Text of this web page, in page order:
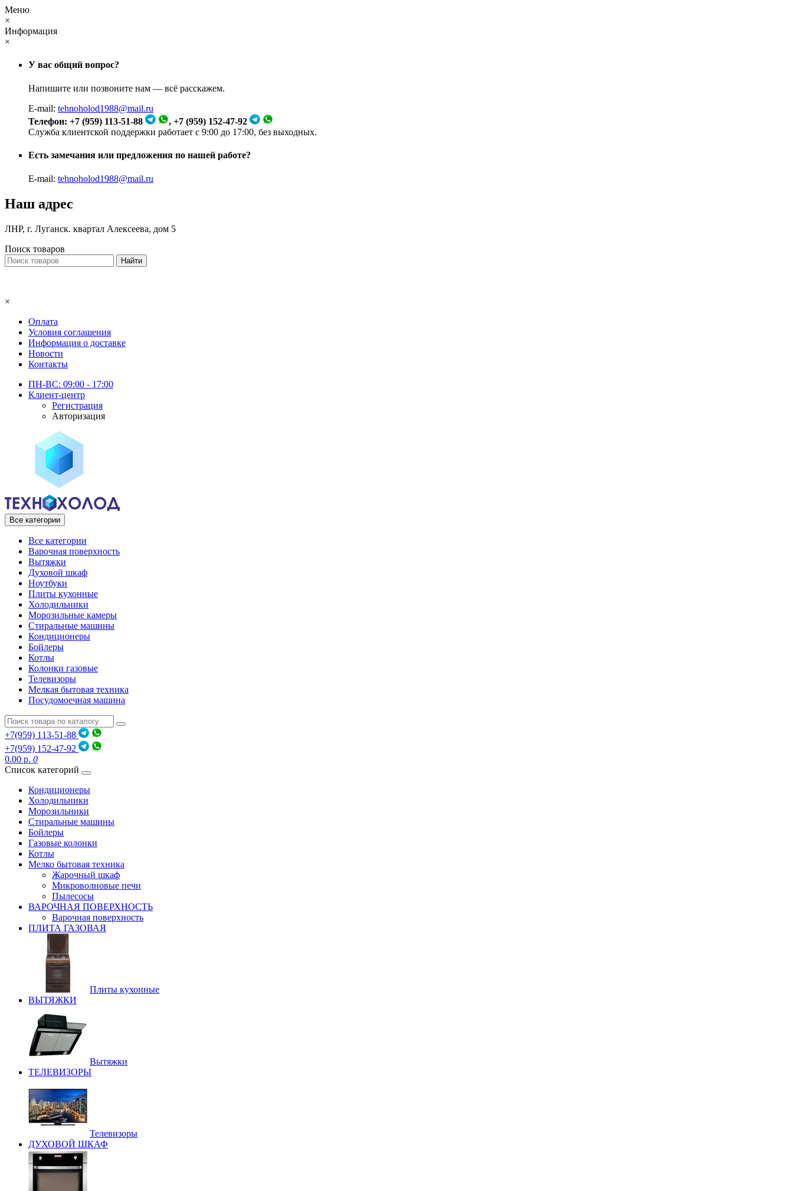
Меню
×
Информация
×
У вас общий вопрос?
Напишите или позвоните нам — всё расскажем.
E-mail: tehnoholod1988@mail.ru
Телефон: +7 (959) 113-51-88
, +7 (959) 152-47-92
Служба клиентской поддержки работает с 9:00 до 17:00, без выходных.
Есть замечания или предложения по нашей работе?
E-mail: tehnoholod1988@mail.ru
Наш адрес
ЛНР, г. Луганск. квартал Алексеева, дом 5
Поиск товаров
×
Оплата
Условия соглашения
Информация о доставке
Новости
Контакты
ПН-ВС: 09:00 - 17:00
Клиент-центр
Регистрация
Авторизация
Все категории
Все категории
Варочная поверхность
Вытяжки
Духовой шкаф
Ноутбуки
Плиты кухонные
Холодильники
Морозильные камеры
Стиральные машины
Кондиционеры
Бойлеры
Котлы
Колонки газовые
Телевизоры
Мелкая бытовая техника
Посудомоечная машина
+7(959) 113-51-88
+7(959) 152-47-92
0.00 р. 0
Список категорий
Кондиционеры
Холодильники
Морозильники
Стиральные машины
Бойлеры
Газовые колонки
Котлы
Мелко бытовая техника
Жарочный шкаф
Микроволновые печи
Пылесосы
ВАРОЧНАЯ ПОВЕРХНОСТЬ
Варочная поверхность
ПЛИТА ГАЗОВАЯ
Плиты кухонные
ВЫТЯЖКИ
Вытяжки
ТЕЛЕВИЗОРЫ
Телевизоры
ДУХОВОЙ ШКАФ